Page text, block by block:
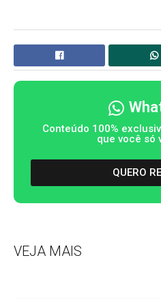
Conteúdo 100%
que você só
QUERO
VEJA MAIS